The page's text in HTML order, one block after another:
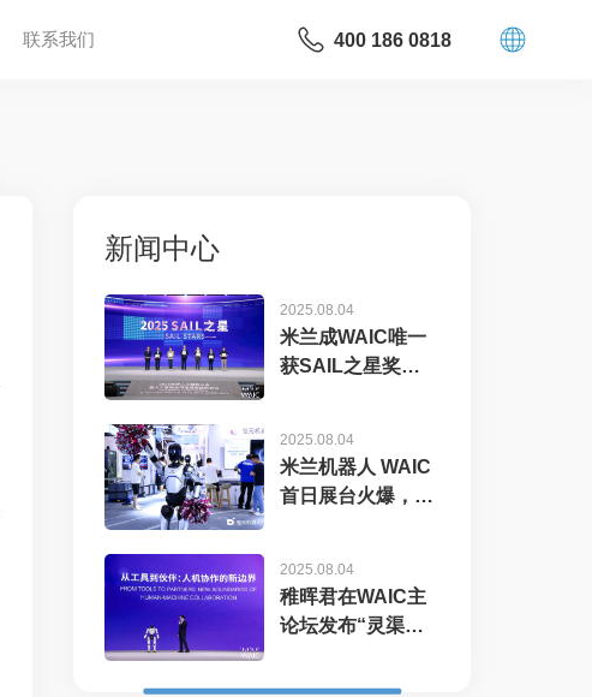
联系我们 400 186 0818
新闻中心
2025.08.04
米兰成WAIC唯一
获SAIL之星奖的
2025.08.04
米兰机器人 WAIC
首日展台火爆，机
2025.08.04
稚晖君在WAIC主
论坛发布“灵渠